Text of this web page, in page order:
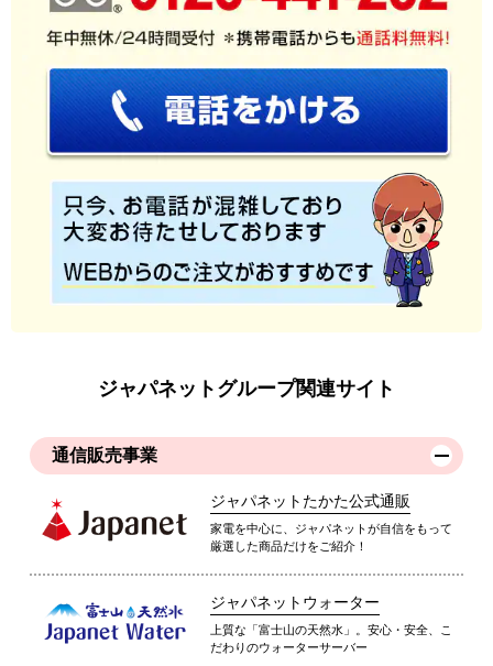
ジャパネットグループ関連サイト
通信販売事業
ジャパネットたかた公式通販
家電を中心に、ジャパネットが自信をもって
厳選した商品だけをご紹介！
ジャパネットウォーター
上質な「富士山の天然水」。安心・安全、こ
だわりのウォーターサーバー